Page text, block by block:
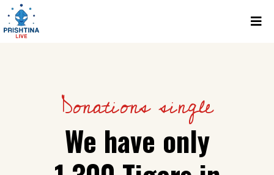
Donations single
We have only